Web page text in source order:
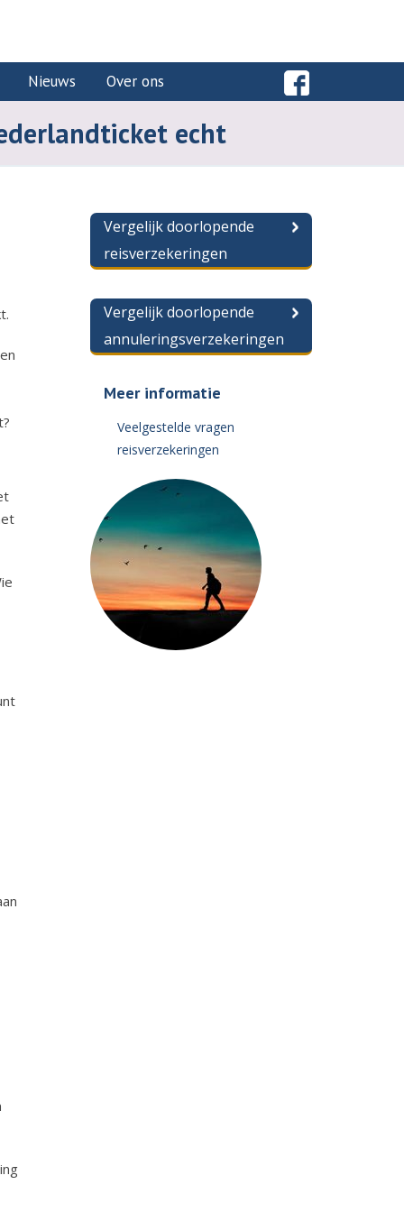
Nieuws Over ons
echt
Vergelijk doorlopende
reisverzekeringen
Vergelijk doorlopende
annuleringsverzekeringen
Meer informatie
Veelgestelde vragen
reisverzekeringen